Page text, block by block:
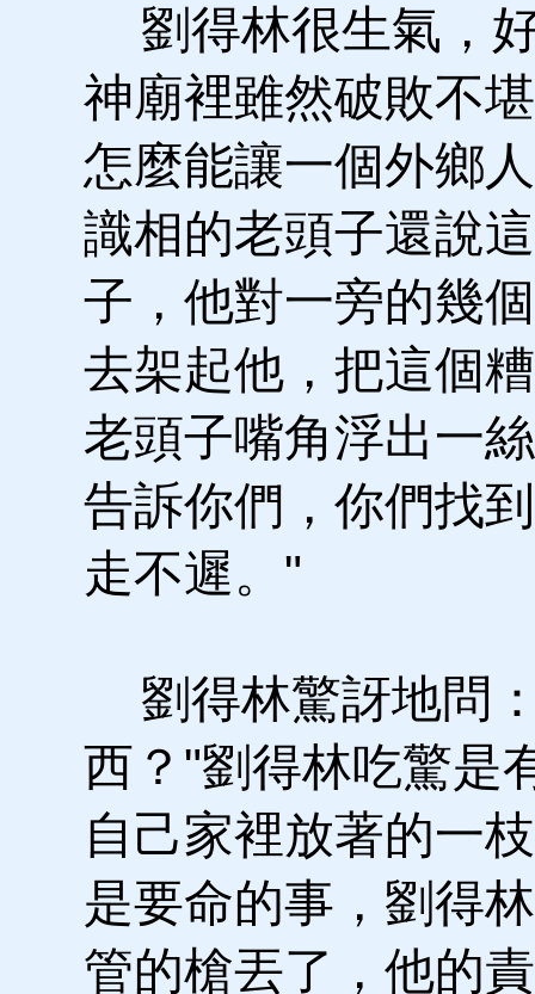
劉得林很生氣，
神廟裡雖然破敗不
怎麼能讓一個外鄉
識相的老頭子還說
子，他對一旁的幾
去架起他，把這個
老頭子嘴角浮出一
告訴你們，你們找
走不遲。"
劉得林驚訝地問
西？"劉得林吃驚是
自己家裡放著的一
是要命的事，劉得
管的槍丟了，他的